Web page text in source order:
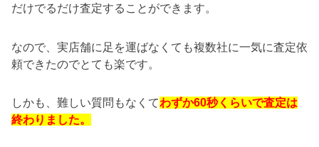
だけでるだけ査定することができます。
なので、実店舗に足を運ばなくても複数社に一気に査定依
頼できたのでとても楽です。
しかも、難しい質問もなくてわずか60秒くらいで査定は
終わりました。